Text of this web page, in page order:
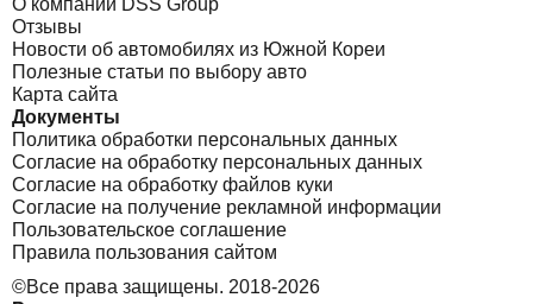
О компании DSS Group
Отзывы
Новости об автомобилях из Южной Кореи
Полезные статьи по выбору авто
Карта сайта
Документы
Политика обработки персональных данных
Согласие на обработку персональных данных
Согласие на обработку файлов куки
Согласие на получение рекламной информации
Пользовательское соглашение
Правила пользования сайтом
©Все права защищены. 2018-2026